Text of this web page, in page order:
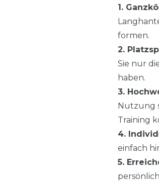
1.
formen.
2.
Sie nur
haben.
3.
Nutzung
Training
4.
einfach
5.